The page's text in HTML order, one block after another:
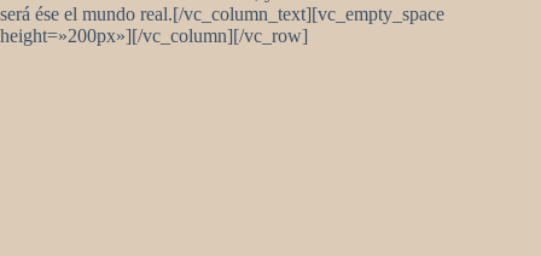
será ése el mundo real.[/vc_column_text][vc_empty_space
height=»200px»][/vc_column][/vc_row]